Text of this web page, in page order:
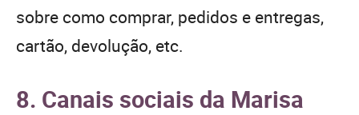
sobre como comprar, pedidos e entregas,
cartão, devolução, etc.
8. Canais sociais da Marisa